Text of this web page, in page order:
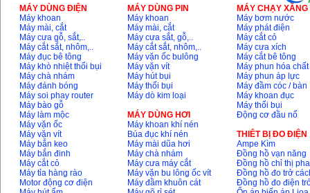
MÁY DÙNG ĐIỆN
Máy khoan
Máy mài, cắt
Máy cưa gỗ, sắt,..
Máy cắt sắt, nhôm,..
Máy đục bê tông
Máy khò nhiệt thổi bụi
Máy chà nhám
Máy đánh bóng
Máy soi phay router
Máy bào gỗ
Máy làm mộc
Máy vặn ốc
Máy vặn vít
Máy bắn keo
Máy bắn đinh
Máy cắt cỏ
Máy tỉa hàng rào
Motor động cơ điện
MÁY DÙNG PIN
Máy khoan
Máy mài, cắt
Máy cưa sắt, gỗ,..
Máy cắt sắt, nhôm,..
Máy vặn ốc bulông
Máy vặn vít
Máy hút bụi
Máy thổi bụi
Máy dò kim loại
MÁY DÙNG HƠI
Máy khoan khí nén
Búa đục khí nén
Máy mài dũa hơi
Máy chà nhám
Máy cưa máy cắt
Máy vặn bu lông ốc vít
Máy đầm khuôn cát
MÁY CHẠY
Máy bơm nước
Máy phát điện
Máy cắt cỏ
Máy cưa xích
Máy cắt bê tông
Máy phun hóa chất
Máy phun áp lực
Máy đầm cóc / bàn
Máy khoan đục
Máy thổi bụi
Động cơ đầu nổ
THIÊT BỊ ĐO ĐIỆN
Ampe Kìm
Đồng hồ vạn năng
Đồng hồ chỉ thị pha
Đồng hồ đo trở
Đồng hồ đo điện